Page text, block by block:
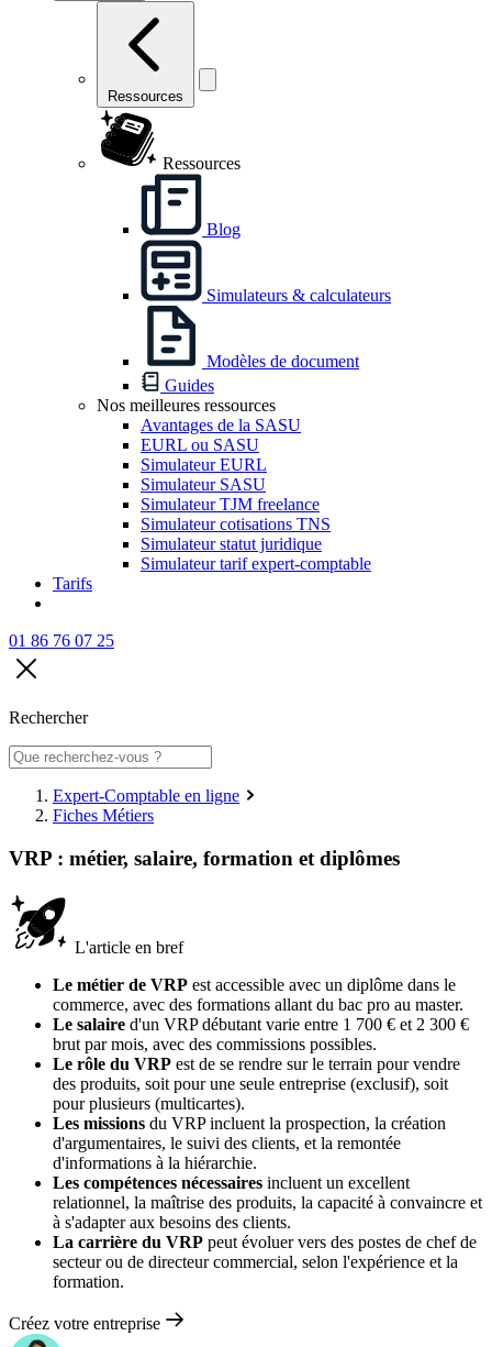
Ressources
Ressources
Blog
Simulateurs & calculateurs
Modèles de document
Guides
Nos meilleures ressources
Avantages de la SASU
EURL ou SASU
Simulateur EURL
Simulateur SASU
Simulateur TJM freelance
Simulateur cotisations TNS
Simulateur statut juridique
Simulateur tarif expert-comptable
Tarifs
01 86 76 07 25
Rechercher
Expert-Comptable en ligne
Fiches Métiers
VRP : métier, salaire, formation et diplômes
L'article en bref
Le métier de VRP est accessible avec un diplôme dans le
commerce, avec des formations allant du bac pro au master.
Le salaire d'un VRP débutant varie entre 1 700 € et 2 300 €
brut par mois, avec des commissions possibles.
Le rôle du VRP est de se rendre sur le terrain pour vendre
des produits, soit pour une seule entreprise (exclusif), soit
pour plusieurs (multicartes).
Les missions du VRP incluent la prospection, la création
d'argumentaires, le suivi des clients, et la remontée
d'informations à la hiérarchie.
Les compétences nécessaires incluent un excellent
relationnel, la maîtrise des produits, la capacité à convaincre et
à s'adapter aux besoins des clients.
La carrière du VRP peut évoluer vers des postes de chef de
secteur ou de directeur commercial, selon l'expérience et la
formation.
Créez votre entreprise